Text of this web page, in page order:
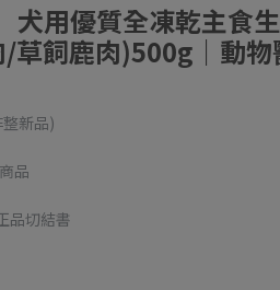
用優質全凍乾主食
飼鹿肉)500g｜動物
新品)
品
品切結書